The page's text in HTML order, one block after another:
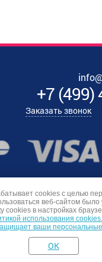
+7(499)
Заказать звонок
cookies с целью
веб-сайтом
сookies в настройках
использования cookies.
ваши
OK